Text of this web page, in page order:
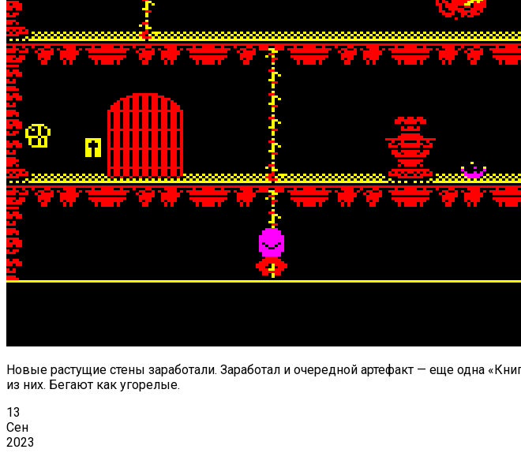
Новые растущие стены заработали. Заработал и очередной артефакт — еще одна
из них. Бегают как угорелые.
13
Сен
2023